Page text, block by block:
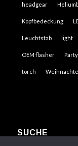
headgear
Kopfbedeckung
Leuchtstab light
OEM flasher Party
torch
SUCHE